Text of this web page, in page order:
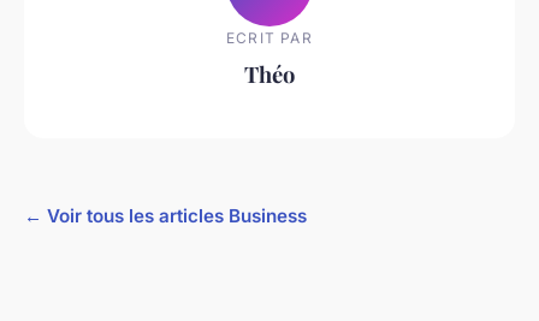
ECRIT PAR
Théo
← Voir tous les articles Business